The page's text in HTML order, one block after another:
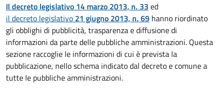
Il decreto legislativo 14 marzo 2013, n. 33 ed
il decreto legislativo 21 giugno 2013, n. 69 hanno riordinato
gli obblighi di pubblicità, trasparenza e diffusione di
informazioni da parte delle pubbliche amministrazioni. Questa
sezione raccoglie le informazioni di cui è prevista la
pubblicazione, nello schema indicato dal decreto e comune a
tutte le pubbliche amministrazioni.